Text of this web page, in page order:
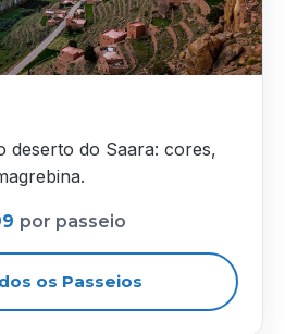
deserto do Saara: cores,
por passeio
os Passeios